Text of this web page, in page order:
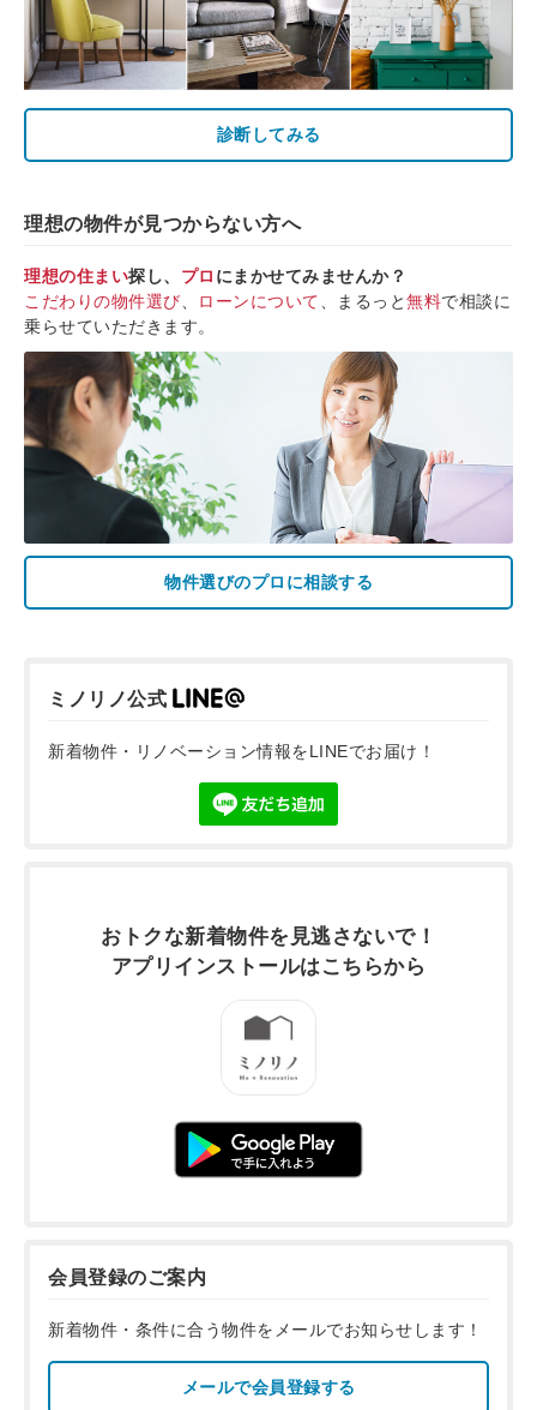
診断してみる
理想の物件が見つからない方へ
理想の住まい探し、 プロ にまかせてみませんか？
こだわりの物件選び
ローンについて 、まるっと無料で相談に
乗らせていただきます。
物件選びのプロに相談する
ミノリノ公式
新着物件・リノベーション情報をLINEでお届け！
おトクな新着物件を 見逃さないで！
アプリインストールはこちらから
会員登録のご案内
新着物件・条件に合う物件をメールでお知らせします！
メールで会員登録する